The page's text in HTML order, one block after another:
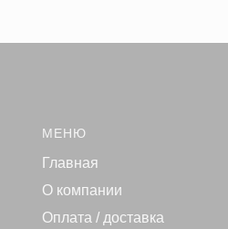
МЕНЮ
Главная
О компании
Оплата / доставка